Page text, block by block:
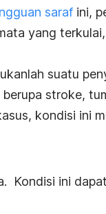
saraf ini,
yang
suatu
stroke,
kondisi ini
Kondisi ini